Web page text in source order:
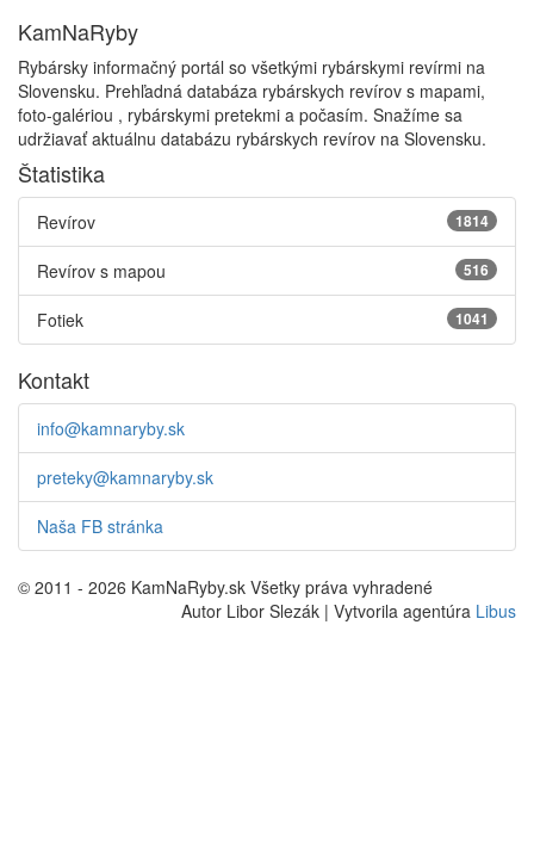
KamNaRyby
Rybársky informačný portál so všetkými rybárskymi revírmi na
Slovensku. Prehľadná databáza rybárskych revírov s mapami,
foto-galériou , rybárskymi pretekmi a počasím. Snažíme sa
udržiavať aktuálnu databázu rybárskych revírov na Slovensku.
Štatistika
1814
Revírov
516
Revírov s mapou
1041
Fotiek
Kontakt
info@kamnaryby.sk
preteky@kamnaryby.sk
Naša FB stránka
© 2011 - 2026 KamNaRyby.sk Všetky práva vyhradené
Autor Libor Slezák | Vytvorila agentúra Libus